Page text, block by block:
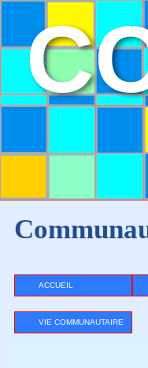
ACCUEIL
VIE COMMUNAUTAIRE